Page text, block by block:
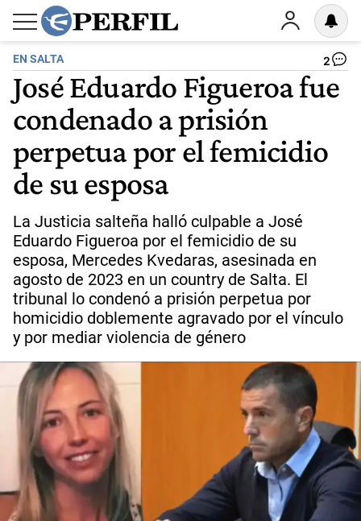
EN SALTA 2
José Eduardo Figueroa fue
condenado a prisión
perpetua por el femicidio
de su esposa
La Justicia salteña halló culpable a José
Eduardo Figueroa por el femicidio de su
esposa, Mercedes Kvedaras, asesinada en
agosto de 2023 en un country de Salta. El
tribunal lo condenó a prisión perpetua por
homicidio doblemente agravado por el vínculo
y por mediar violencia de género